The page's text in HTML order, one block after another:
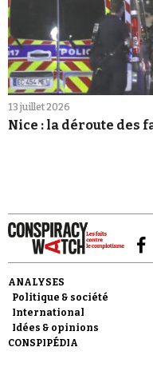
13 juillet 2026
Nice : la déroute des
ANALYSES
Politique & société
International
Idées & opinions
CONSPIPÉDIA